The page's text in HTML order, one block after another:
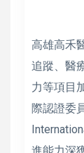
高雄高禾
追蹤、醫
力等項目
際認證委